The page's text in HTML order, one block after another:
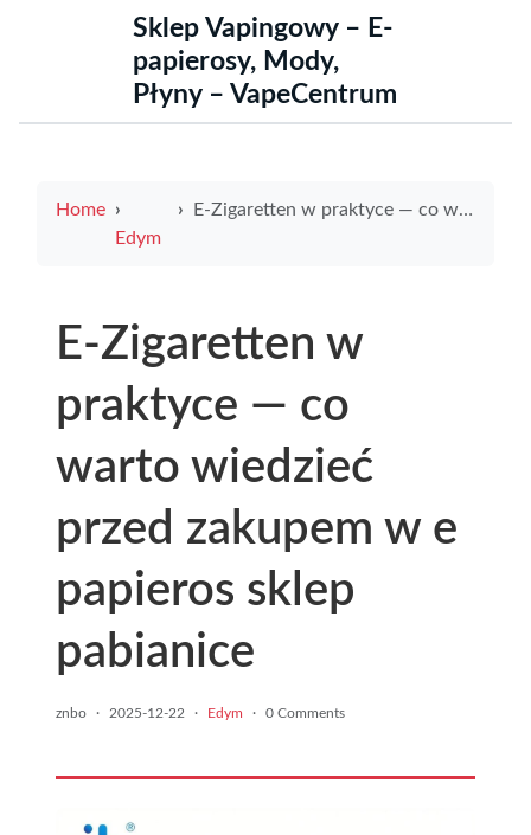
Sklep Vapingowy – E-
papierosy, Mody,
Płyny – VapeCentrum
Home
Edym
E-Zigaretten w praktyce — co warto wiedzieć przed zakupem w e papieros sklep pabianice
E-Zigaretten w
praktyce — co
warto wiedzieć
przed zakupem w e
papieros sklep
pabianice
znbo · 2025-12-22 · Edym · 0 Comments